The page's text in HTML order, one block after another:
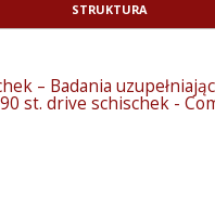
STRUKTURA
– Badania
st. drive schischek -